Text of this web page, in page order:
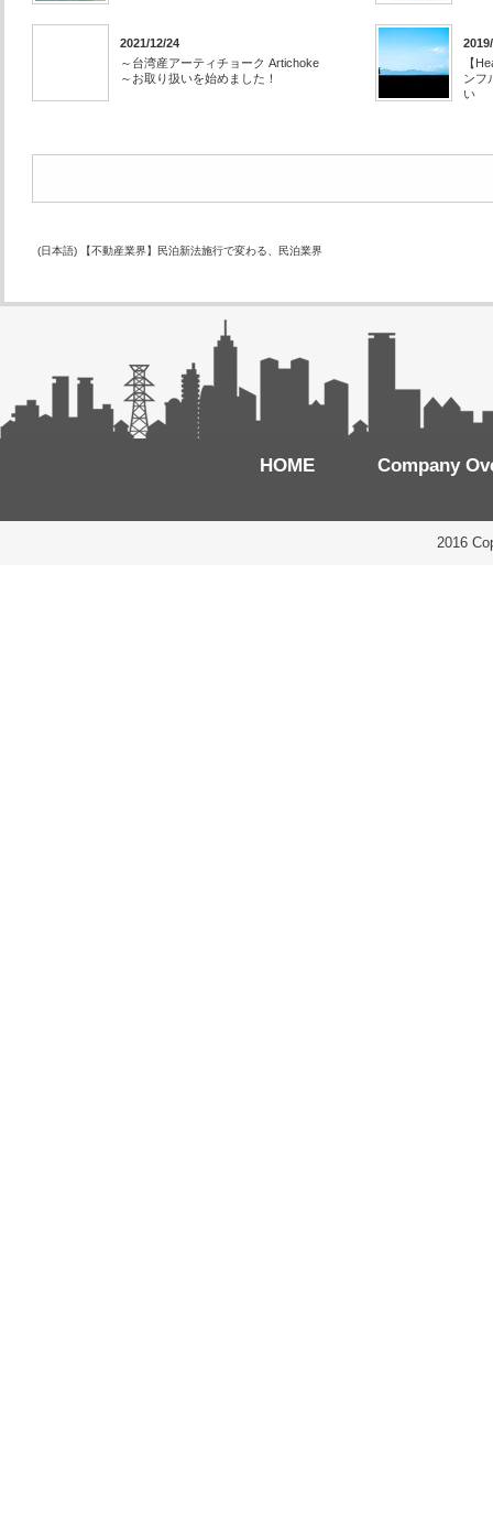
2021/12/24
～台湾産アーティチョーク Artichoke
～お取り扱いを始めました！
【
ンフ
い
(日本語) 【不動産業界】民泊新法施行で変わる、民泊業界
HOME Company
2016